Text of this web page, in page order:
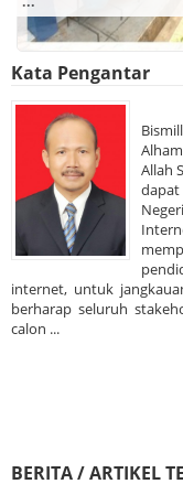
Kata Pengantar
Allah
internet, untuk
berharap seluruh
calon ...
BERITA / ARTIKEL